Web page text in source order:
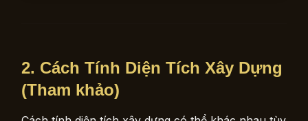
2. Cách Tính Diện Tích Xây Dựng
(Tham khảo)